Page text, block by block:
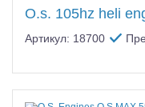
O.s. 105hz heli
Артикул: 18700